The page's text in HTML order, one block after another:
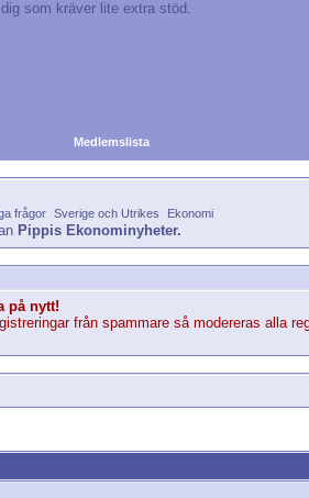
Medlemslista
frågor Sverige och Utrikes Ekonomi
Pippis Ekonominyheter.
på nytt!
från spammare så modereras alla